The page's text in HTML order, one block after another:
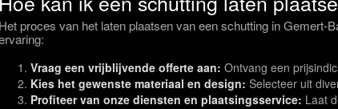
Het proces van het laten plaatsen van een schutting in Gemert-
Vraag een vrijblijvende offerte aan: Ontvang een
Kies het gewenste materiaal en design: Selecteer uit
Profiteer van onze diensten en plaatsingsservice: Laat